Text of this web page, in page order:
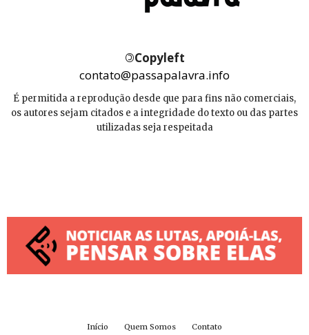
©Copyleft
contato@passapalavra.info
É permitida a reprodução desde que para fins não comerciais,
os autores sejam citados e a integridade do texto ou das partes
utilizadas seja respeitada
Início Quem Somos Contato